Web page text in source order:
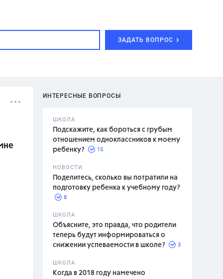
ЗАДАТЬ ВОПРОС
ИНТЕРЕСНЫЕ ВОПРОСЫ
ШКОЛА
Подскажите, как бороться с грубым
отношением одноклассников к моему
ребенку?
15
НОВОСТИ
Поделитесь, сколько вы потратили на
подготовку ребенка к учебному году?
8
ШКОЛА
Объясните, это правда, что родители
теперь будут информироваться о
снижении успеваемости в школе?
3
ШКОЛА
Когда в 2018 году намечено